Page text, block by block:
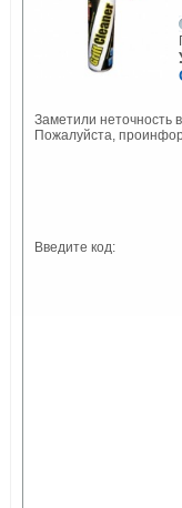
Заметили неточность
Пожалуйста,
Введите код: